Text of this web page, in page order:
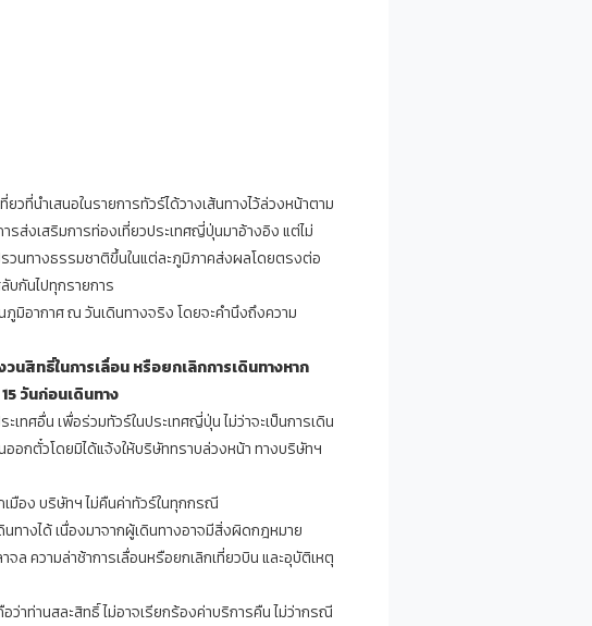
ที่นำเสนอในรายการทัวร์ได้วางเส้นทางไว้ล่วงหน้าตาม
ส่งเสริมการท่องเที่ยวประเทศญี่ปุ่นมาอ้างอิง แต่ไม่
วนทางธรรมชาติขึ้นในแต่ละภูมิภาคส่งผลโดยตรงต่อ
บกันไปทุกรายการ
มิอากาศ ณ วันเดินทางจริง โดยจะคำนึงถึงความ
นสิทธิ์ในการเลื่อน หรือยกเลิกการเดินทางหาก
15วันก่อนเดินทาง
ทศอื่น เพื่อร่วมทัวร์ในประเทศญี่ปุ่น ไม่ว่าจะเป็นการเดิน
กตั๋วโดยมิได้แจ้งให้บริษัททราบล่วงหน้า ทางบริษัทฯ
เมือง บริษัทฯ ไม่คืนค่าทัวร์ในทุกกรณี
ทางได้ เนื่องมาจากผู้เดินทางอาจมีสิ่งผิดกฎหมาย
ล ความล่าช้าการเลื่อนหรือยกเลิกเที่ยวบิน และอุบัติเหตุ
าท่านสละสิทธิ์ ไม่อาจเรียกร้องค่าบริการคืน ไม่ว่ากรณี